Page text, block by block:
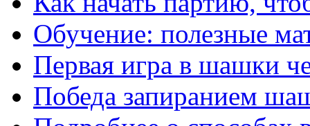
Обучение: полезные
Первая игра в шашки
Победа запиранием